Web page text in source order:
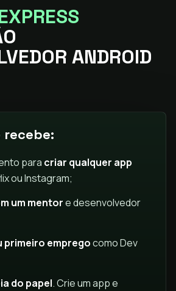
ANDROID
recebe:
para criar qualquer app
ou Instagram;
um mentore desenvolvedor
primeiro empregocomo Dev
do papel. Crie um app e